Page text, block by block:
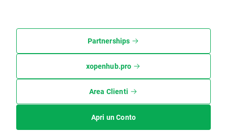
Partnerships
xopenhub.pro
Area Clienti
Apri un Conto